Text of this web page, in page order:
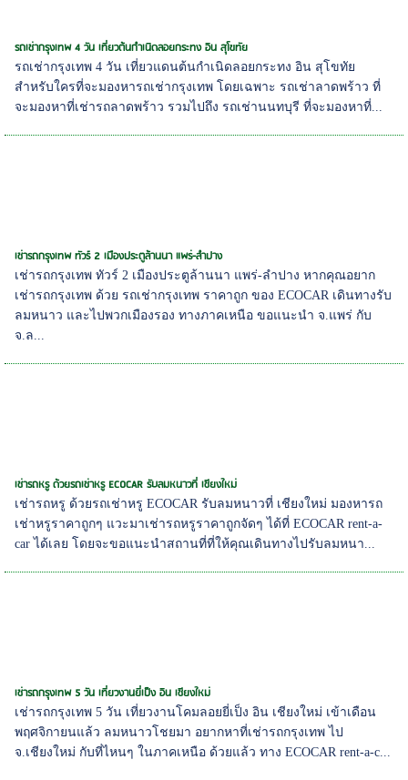
รถเช่ากรุงเทพ 4 วัน เที่ยวต้นกำเนิดลอยกระทง อิน สุโขทัย
รถเช่ากรุงเทพ 4 วัน เที่ยวแดนต้นกำเนิดลอยกระทง อิน สุโขทัย
สำหรับใครที่จะมองหารถเช่ากรุงเทพ โดยเฉพาะ รถเช่าลาดพร้าว ที่
จะมองหาที่เช่ารถลาดพร้าว รวมไปถึง รถเช่านนทบุรี ที่จะมองหาที่...
เช่ารถกรุงเทพ ทัวร์ 2 เมืองประตูล้านนา แพร่-ลำปาง
เช่ารถกรุงเทพ ทัวร์ 2 เมืองประตูล้านนา แพร่-ลำปาง หากคุณอยาก
เช่ารถกรุงเทพ ด้วย รถเช่ากรุงเทพ ราคาถูก ของ ECOCAR เดินทางรับ
ลมหนาว และไปพวกเมืองรอง ทางภาคเหนือ ขอแนะนำ จ.แพร่ กับ
จ.ล...
เช่ารถหรู ด้วยรถเช่าหรู ECOCAR รับลมหนาวที่ เชียงใหม่
เช่ารถหรู ด้วยรถเช่าหรู ECOCAR รับลมหนาวที่ เชียงใหม่ มองหารถ
เช่าหรูราคาถูกๆ แวะมาเช่ารถหรูราคาถูกจัดๆ ได้ที่ ECOCAR rent-a-
car ได้เลย โดยจะขอแนะนำสถานที่ที่ให้คุณเดินทางไปรับลมหนา...
เช่ารถกรุงเทพ 5 วัน เที่ยวงานยี่เป็ง อิน เชียงใหม่
เช่ารถกรุงเทพ 5 วัน เที่ยวงานโคมลอยยี่เป็ง อิน เชียงใหม่ เข้าเดือน
พฤศจิกายนแล้ว ลมหนาวโชยมา อยากหาที่เช่ารถกรุงเทพ ไป
จ.เชียงใหม่ กับที่ไหนๆ ในภาคเหนือ ด้วยแล้ว ทาง ECOCAR rent-a-c...